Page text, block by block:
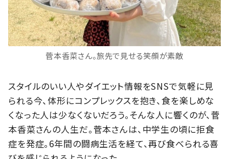
菅本香菜さん。旅先で見せる笑顔が素敵
スタイルのいい人やダイエット情報をSNSで気軽に見
られる今、体形にコンプレックスを抱き、食を楽しめな
くなった人は少なくないだろう。そんな人に響くのが、菅
本香菜さんの人生だ。菅本さんは、中学生の頃に拒食
症を発症。6年間の闘病生活を経て、再び食べられる喜